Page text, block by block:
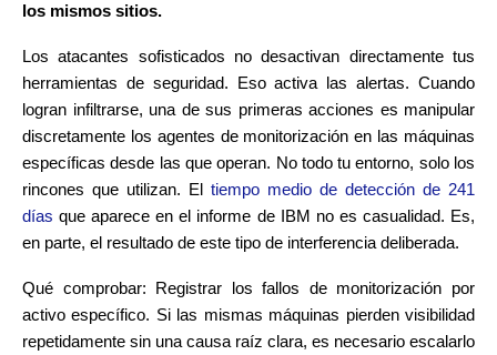
los mismos sitios.
Los atacantes sofisticados no desactivan directamente tus
herramientas de seguridad. Eso activa las alertas. Cuando
logran infiltrarse, una de sus primeras acciones es manipular
discretamente los agentes de monitorización en las máquinas
específicas desde las que operan. No todo tu entorno, solo los
rincones que utilizan. El tiempo medio de detección de 241
días que aparece en el informe de IBM no es casualidad. Es,
en parte, el resultado de este tipo de interferencia deliberada.
Qué comprobar: Registrar los fallos de monitorización por
activo específico. Si las mismas máquinas pierden visibilidad
repetidamente sin una causa raíz clara, es necesario escalarlo